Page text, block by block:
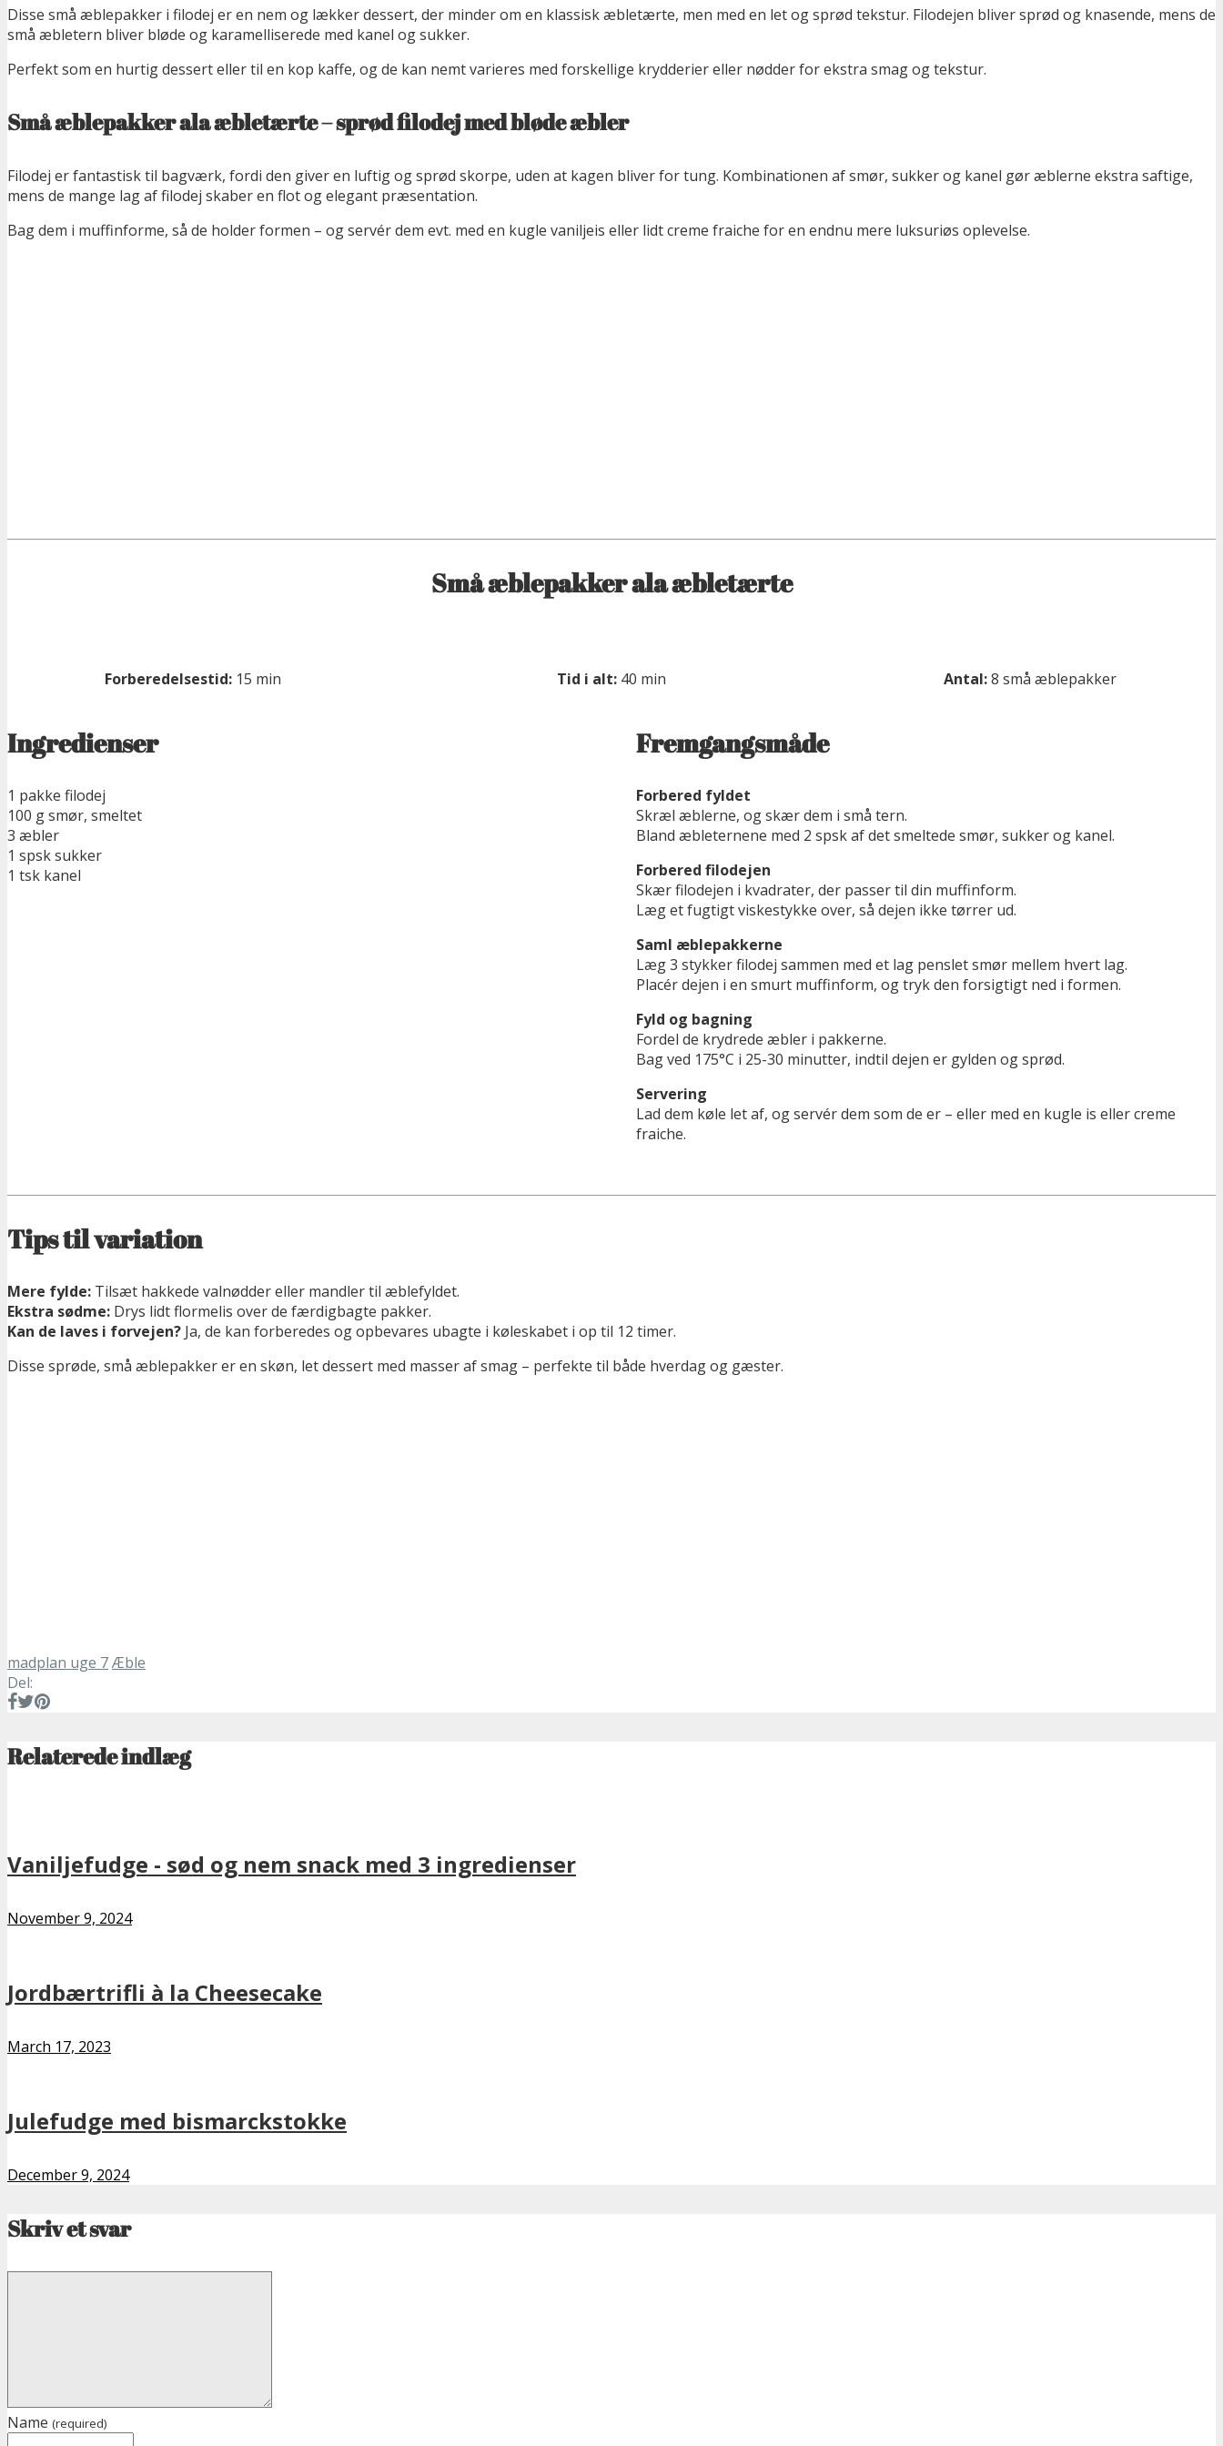
Disse små æblepakker i filodej er en nem og lækker dessert, der minder om en klassisk æbletærte, men med en let og sprød tekstur. Filodejen bliver sprød og knasende, mens de
små æbletern bliver bløde og karamelliserede med kanel og sukker.
Perfekt som en hurtig dessert eller til en kop kaffe, og de kan nemt varieres med forskellige krydderier eller nødder for ekstra smag og tekstur.
Små æblepakker ala æbletærte – sprød filodej med bløde æbler
Filodej er fantastisk til bagværk, fordi den giver en luftig og sprød skorpe, uden at kagen bliver for tung. Kombinationen af smør, sukker og kanel gør æblerne ekstra saftige,
mens de mange lag af filodej skaber en flot og elegant præsentation.
Bag dem i muffinforme, så de holder formen – og servér dem evt. med en kugle vaniljeis eller lidt creme fraiche for en endnu mere luksuriøs oplevelse.
Små æblepakker ala æbletærte
Forberedelsestid:15 min Tid i alt:40 min Antal:8 små æblepakker
Ingredienser
1 pakke filodej
100 g smør, smeltet
3 æbler
1 spsk sukker
1 tsk kanel
Fremgangsmåde
Forbered fyldet
Skræl æblerne, og skær dem i små tern.
Bland æbleternene med 2 spsk af det smeltede smør, sukker og kanel.
Forbered filodejen
Skær filodejen i kvadrater, der passer til din muffinform.
Læg et fugtigt viskestykke over, så dejen ikke tørrer ud.
Saml æblepakkerne
Læg 3 stykker filodej sammen med et lag penslet smør mellem hvert lag.
Placér dejen i en smurt muffinform, og tryk den forsigtigt ned i formen.
Fyld og bagning
Fordel de krydrede æbler i pakkerne.
Bag ved 175°C i 25-30 minutter, indtil dejen er gylden og sprød.
Servering
Lad dem køle let af, og servér dem som de er – eller med en kugle is eller creme
fraiche.
Tips til variation
Mere fylde: Tilsæt hakkede valnødder eller mandler til æblefyldet.
Ekstra sødme: Drys lidt flormelis over de færdigbagte pakker.
Kan de laves i forvejen? Ja, de kan forberedes og opbevares ubagte i køleskabet i op til 12 timer.
Disse sprøde, små æblepakker er en skøn, let dessert med masser af smag – perfekte til både hverdag og gæster.
madplan uge 7Æble
Del:
Relaterede indlæg
Vaniljefudge - sød og nem snack med 3 ingredienser
November 9, 2024
Jordbærtrifli à la Cheesecake
March 17, 2023
Julefudge med bismarckstokke
December 9, 2024
Skriv et svar
Name (required)